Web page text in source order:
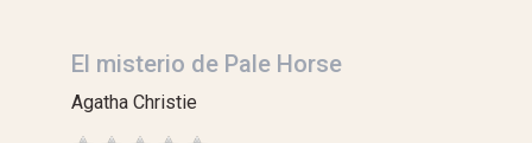
El misterio de Pale Horse
Agatha Christie